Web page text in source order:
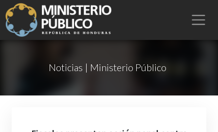
Noticias | Ministerio Público